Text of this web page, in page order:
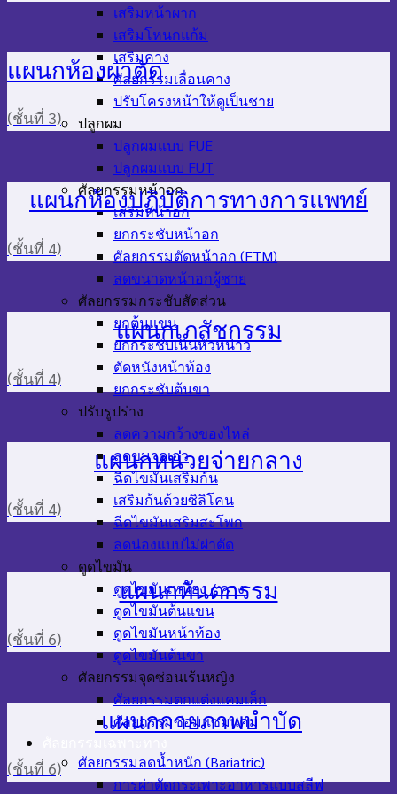
เสริมหน้าผาก
เสริมโหนกแก้ม
เสริมคาง
ศัลยกรรมเลื่อนคาง
ปรับโครงหน้าให้ดูเป็นชาย
ปลูกผม
ปลูกผมแบบ FUE
ปลูกผมแบบ FUT
ศัลยกรรมหน้าอก
เสริมหน้าอก
ยกกระชับหน้าอก
ศัลยกรรมตัดหน้าอก (FTM)
ลดขนาดหน้าอกผู้ชาย
ศัลยกรรมกระชับสัดส่วน
ยกต้นแขน
ยกกระชับเนินหัวหน่าว
ตัดหนังหน้าท้อง
ยกกระชับต้นขา
ปรับรูปร่าง
ลดความกว้างของไหล่
ลดขนาดเอว
ฉีดไขมันเสริมก้น
เสริมก้นด้วยซิลิโคน
ฉีดไขมันเสริมสะโพก
ลดน่องแบบไม่ผ่าตัด
ดูดไขมัน
ดูดไขมันเหนียง / คาง
ดูดไขมันต้นแขน
ดูดไขมันหน้าท้อง
ดูดไขมันต้นขา
ศัลยกรรมจุดซ่อนเร้นหญิง
ศัลยกรรมตกแต่งแคมเล็ก
ศัลยกรรมซ่อมแซมแคม
ศัลยกรรมลดน้ำหนัก (Bariatric)
การผ่าตัดกระเพาะอาหารแบบสลีฟ
แผนกห้องผ่าตัด
(ชั้นที่ 3)
แผนกห้องปฏิบัติการทางการแพทย์
(ชั้นที่ 4)
แผนกเภสัชกรรม
(ชั้นที่ 4)
แผนกหน่วยจ่ายกลาง
(ชั้นที่ 4)
แผนกทันตกรรม
(ชั้นที่ 6)
แผนกกายภาพบำบัด
(ชั้นที่ 6)